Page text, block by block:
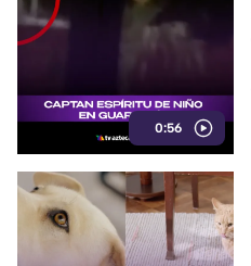
0:56